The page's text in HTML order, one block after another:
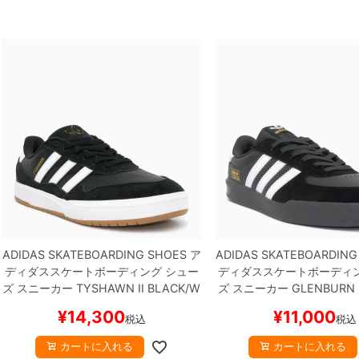
ADIDAS SKATEBOARDING SHOESア
ディダススケートボーディングシュー
ズ スニーカー TYSHAWN II BLACK/W
¥14,300税込
カートに入れる
ADIDAS
ディダススケートボーディ
ズ スニーカー GLENBURN
ド スケボー
¥11,000税込
カートに入れる